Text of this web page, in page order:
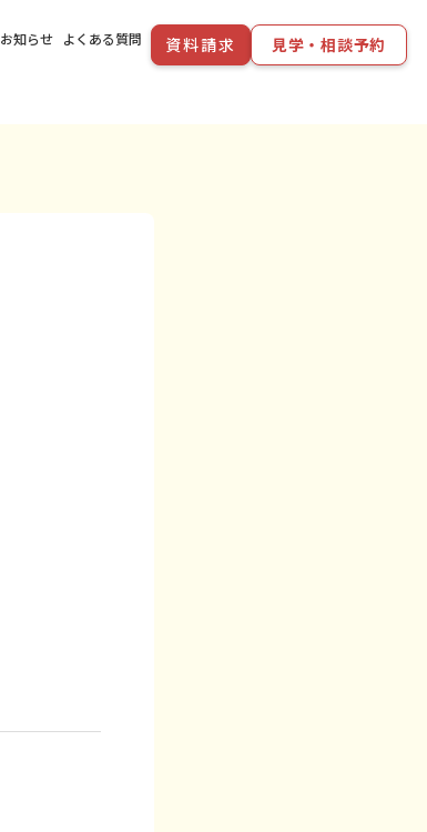
お知らせ よくある質問 資料請求 見学・相談予約